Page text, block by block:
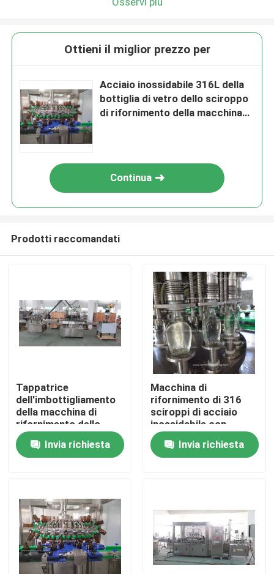
Prodotti
Circa noi
Ottieni il miglior prezzo per
Acciaio inossidabile 316L della
bottiglia di vetro dello sciroppo
di rifornimento della macchina
Continua
Prodotti raccomandati
Tappatrice
dell'imbottigliamento
della macchina di
rifornimento dello
sciroppo SS304 380V
Invia richiesta
Macchina di
rifornimento di 316
sciroppi di acciaio
inossidabile con
automatismo dell'alto
grado Invia richiesta